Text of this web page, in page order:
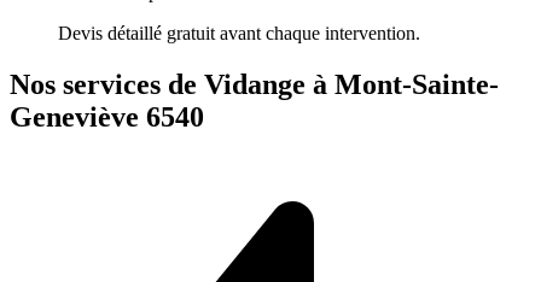
Devis détaillé gratuit avant chaque intervention.
Nos services de Vidange à Mont-Sainte-
Geneviève 6540